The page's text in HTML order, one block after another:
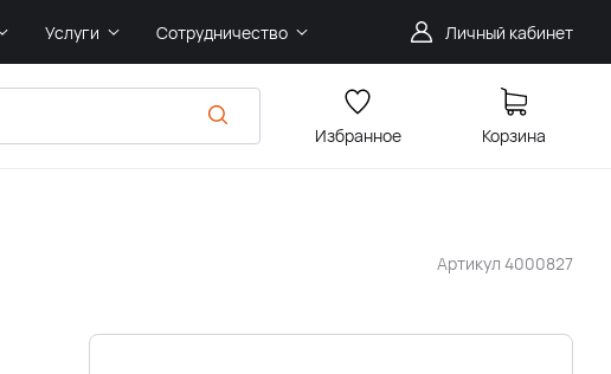
Услуги Сотрудничество Личный кабинет
Избранное Корзина
Артикул 4000827